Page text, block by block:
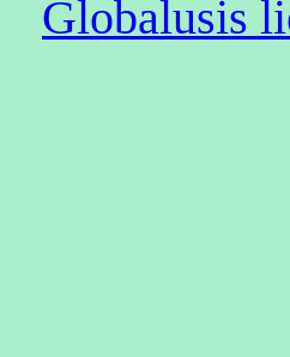
Globalusis